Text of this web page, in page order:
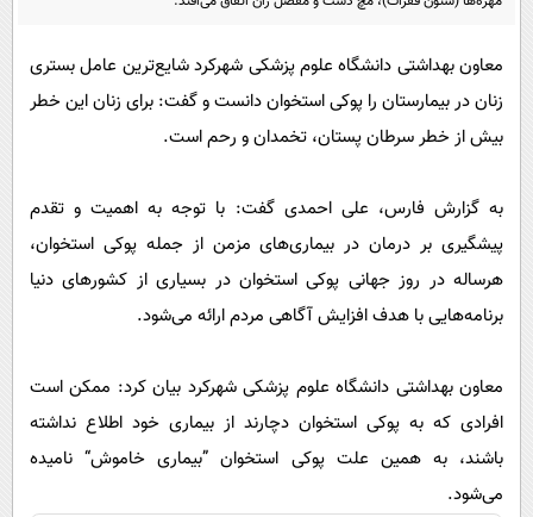
سرگرمی
فناوری
گوناگون
حوادث
فرهنگی
بین الملل
سیاست خارجی
پیامک
آشپزی
دانلود
معاون بهداشتی دانشگاه علوم پزشکی شهرکرد شایع‌ترین عامل بستری
زنان در بیمارستان را پوکی استخوان دانست و گفت: برای زنان این خطر
بیش از خطر سرطان پستان، تخمدان و رحم است.
به گزارش فارس، علی احمدی گفت: با توجه به اهمیت و تقدم
پیشگیری بر درمان در بیماری‌های مزمن از جمله پوکی استخوان،
هرساله در روز جهانی پوکی استخوان در بسیاری از کشورهای دنیا
برنامه‌هایی با هدف افزایش آگاهی مردم ارائه می‌شود.
معاون بهداشتی دانشگاه علوم پزشکی شهرکرد بیان کرد: ممکن است
افرادی که به پوکی استخوان دچارند از بیماری خود اطلاع نداشته
باشند، به همین علت پوکی استخوان ”بیماری خاموش“ نامیده
می‏‌شود.